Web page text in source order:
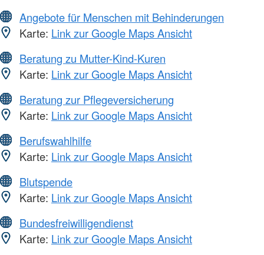
Angebote für Menschen mit Behinderungen
Karte: Link zur Google Maps Ansicht
Beratung zu Mutter-Kind-Kuren
Karte: Link zur Google Maps Ansicht
Beratung zur Pflegeversicherung
Karte: Link zur Google Maps Ansicht
Berufswahlhilfe
Karte: Link zur Google Maps Ansicht
Blutspende
Karte: Link zur Google Maps Ansicht
Bundesfreiwilligendienst
Karte: Link zur Google Maps Ansicht